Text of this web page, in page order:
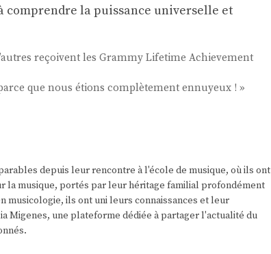
comprendre la puissance universelle et
reçoivent les Grammy Lifetime Achievement
que nous étions complètement ennuyeux ! »
depuis leur rencontre à l'école de musique, où ils ont
la musique, portés par leur héritage familial profondément
musicologie, ils ont uni leurs connaissances et leur
Migenes, une plateforme dédiée à partager l'actualité du